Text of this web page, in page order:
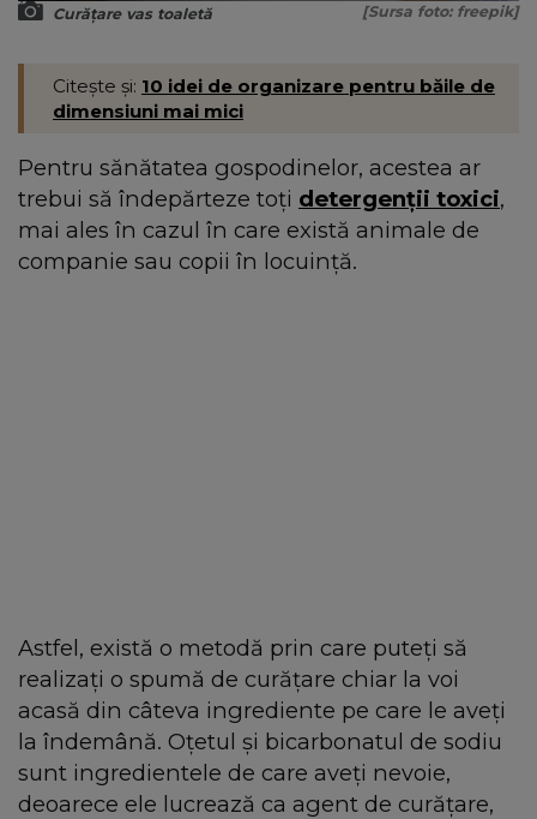
Curățare vas toaletă [Sursa foto: freepik]
Citește și: 10 idei de organizare pentru băile de
dimensiuni mai mici
Pentru sănătatea gospodinelor, acestea ar
trebui să îndepărteze toți detergenții toxici,
mai ales în cazul în care există animale de
companie sau copii în locuință.
Astfel, există o metodă prin care puteți să
realizați o spumă de curățare chiar la voi
acasă din câteva ingrediente pe care le aveți
la îndemână. Oțetul și bicarbonatul de sodiu
sunt ingredientele de care aveți nevoie,
deoarece ele lucrează ca agent de curățare,